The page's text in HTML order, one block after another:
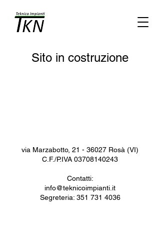
Sito in costruzione
via Marzabotto, 21 - 36027 Rosà (VI)
C.F./P.IVA 03708140243
Contatti:
info@teknicoimpianti.it
Segreteria: 351 731 4036